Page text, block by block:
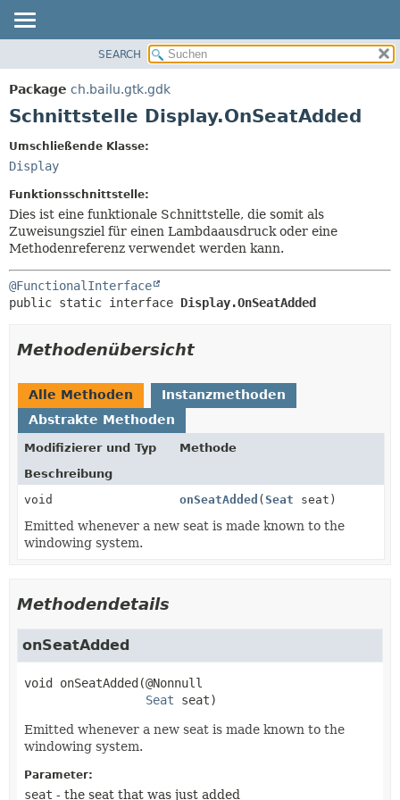
PACKAGE
KLASSE
HILFE
FELD
KONSTRUKTOR
METHODE
SEARCH
Package ch.bailu.gtk.gdk
Schnittstelle Display.OnSeatAdded
Umschließende Klasse:
Display
Funktionsschnittstelle:
Dies ist eine funktionale Schnittstelle, die somit als
Zuweisungsziel für einen Lambdaausdruck oder eine
Methodenreferenz verwendet werden kann.
@FunctionalInterface
public static interface Display.OnSeatAdded
Methodenübersicht
Alle Methoden
Instanzmethoden
Abstrakte Methoden
Modifizierer und Typ
Methode
Beschreibung
void
onSeatAdded (Seat seat)
Emitted whenever a new seat is made known to the
windowing system.
Methodendetails
onSeatAdded
void onSeatAdded(@Nonnull
Seat seat)
Emitted whenever a new seat is made known to the
windowing system.
Parameter:
seat - the seat that was just added